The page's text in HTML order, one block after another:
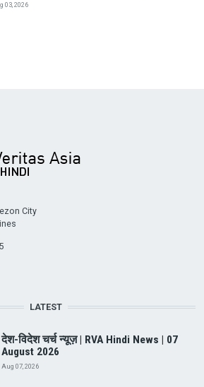
03, 2026
City
LATEST
देश-विदेश चर्च न्यूज़ | RVA Hindi News | 07
August 2026
Aug 07, 2026